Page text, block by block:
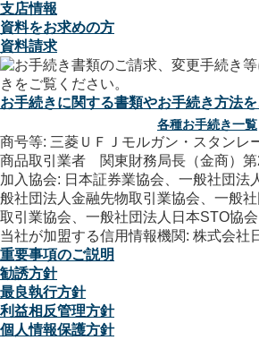
支店情報
資料をお求めの方
資料請求
お手続きに関する書類やお手続き方法
各種お手続き一覧
商号等: 三菱ＵＦＪモルガン・スタン
商品取引業者 関東財務局長（金商）
加入協会: 日本証券業協会、一般社団法
般社団法人金融先物取引業協会、一般
取引業協会、一般社団法人日本STO協会
当社が加盟する信用情報機関: 株式会社
重要事項のご説明
勧誘方針
最良執行方針
利益相反管理方針
個人情報保護方針